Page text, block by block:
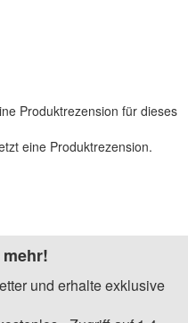
Produktrezension für dieses
eine Produktrezension.
und erhalte exklusive